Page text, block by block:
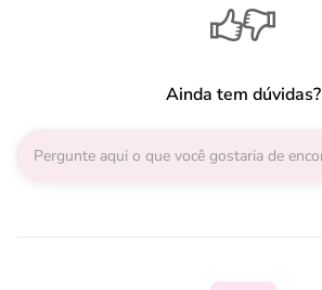
Ainda tem dúvidas?